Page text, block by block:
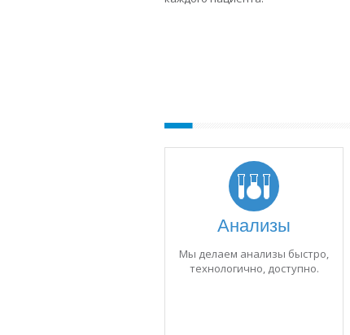
Анализы
Мы делаем анализы быстро,
технологично, доступно.